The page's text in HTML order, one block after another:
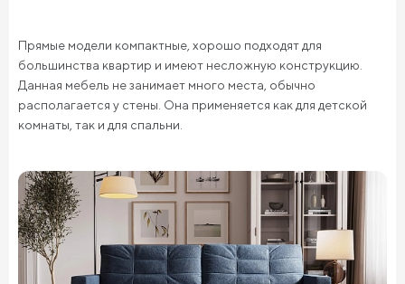
Прямые модели компактные, хорошо подходят для
большинства квартир и имеют несложную конструкцию.
Данная мебель не занимает много места, обычно
располагается у стены. Она применяется как для детской
комнаты, так и для спальни.